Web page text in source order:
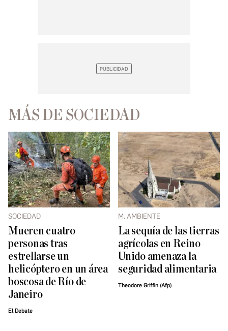
MÁS DE SOCIEDAD
SOCIEDAD
Mueren cuatro
personas tras
estrellarse un
helicóptero en un área
boscosa de Río de
Janeiro
El Debate
M. AMBIENTE
La sequía de las tierras
agrícolas en Reino
Unido amenaza la
seguridad alimentaria
Theodore Griffin (Afp)